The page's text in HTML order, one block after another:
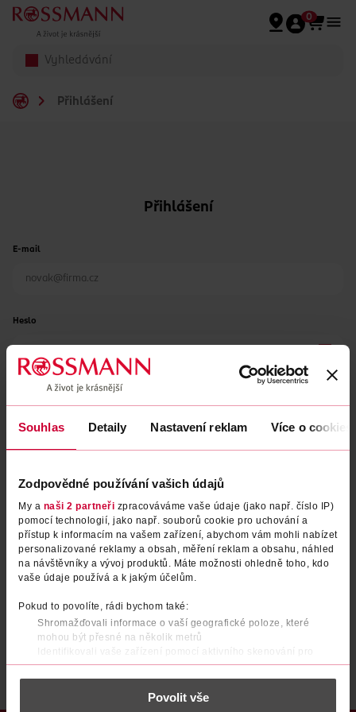
Souhlas Detaily Nastavení reklam Více o cookies
Zodpovědné používání vašich údajů
My a naši 2 partneři zpracováváme vaše údaje (jako např. číslo IP)
pomocí technologií, jako např. souborů cookie pro uchování a
přístup k informacím na vašem zařízení, abychom vám mohli nabízet
personalizované reklamy a obsah, měření reklam a obsahu, náhled
na návštěvníky a vývoj produktů. Máte možnosti ohledně toho, kdo
vaše údaje používá a k jakým účelům.
Pokud to povolíte, rádi bychom také:
Shromažďovali informace o vaší geografické poloze, které
mohou být přesné na několik metrů
Identifikovali vaše zařízení pomocí aktivního skenování pro
konkrétní charakteristiky (otisk prstu)
Zjistěte více o tom, jak zpracováváme vaše osobní údaje, a nastavte
části s podrobnostmi . Svůj souhlas můžete kdykoliv
Povolit vše
Přeskočit na hlavmní obsah
0
Přihlášení
Přihlášení
E-mail
Heslo
Zapomenuté heslo
PŘIHLÁSIT SE
Po registraci se stáváte členem ROSSMANN CLUBu a můžete čerpat výhody naplno. Zjistit více